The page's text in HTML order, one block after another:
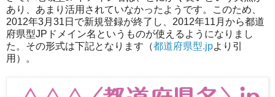
あり、あまり活用されていなかったようです。このため、
2012年3月31日で新規登録が終了し、2012年11月から都道
府県型JPドメイン名というものが使えるようになりまし
た。その形式は下記となります（都道府県型.jpより引
用）。